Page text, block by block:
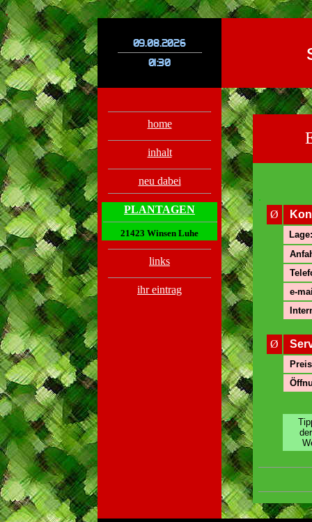
.
home
inhalt
neu dabei
PLANTAGEN
21423 Winsen Luhe
links
ihr eintrag
.
Ø
Lage:
e-
Ø
.